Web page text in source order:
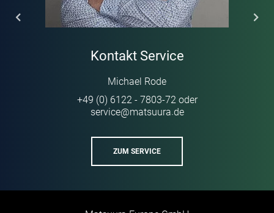
Kontakt Service
Michael Rode
+49 (0) 6122 - 7803-72
service @matsuura de